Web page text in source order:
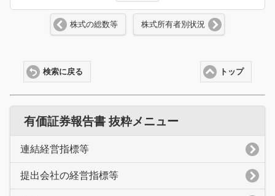
株式の総数等 株式所有者別状況
トップ
検索に戻る
有価証券報告書 抜粋メニュー
連結経営指標等
提出会社の経営指標等